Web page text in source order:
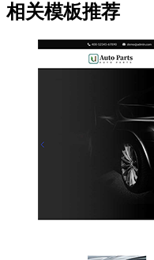
相关模板推荐